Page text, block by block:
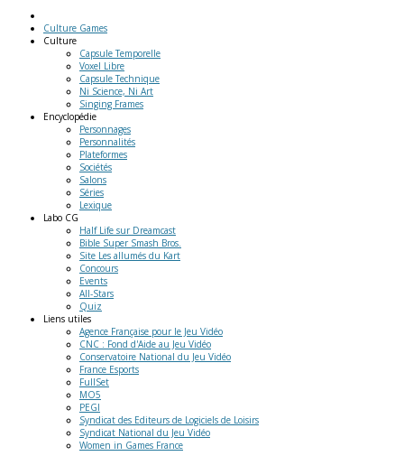
Culture Games
Culture
Capsule Temporelle
Voxel Libre
Capsule Technique
Ni Science, Ni Art
Singing Frames
Encyclopédie
Personnages
Personnalités
Plateformes
Sociétés
Salons
Séries
Lexique
Labo CG
Half Life sur Dreamcast
Bible Super Smash Bros.
Site Les allumés du Kart
Concours
Events
All-Stars
Quiz
Liens utiles
Agence Française pour le Jeu Vidéo
CNC : Fond d'Aide au Jeu Vidéo
Conservatoire National du Jeu Vidéo
France Esports
FullSet
MO5
PEGI
Syndicat des Editeurs de Logiciels de Loisirs
Syndicat National du Jeu Vidéo
Women in Games France